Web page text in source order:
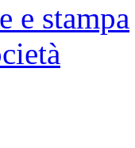
e stampa